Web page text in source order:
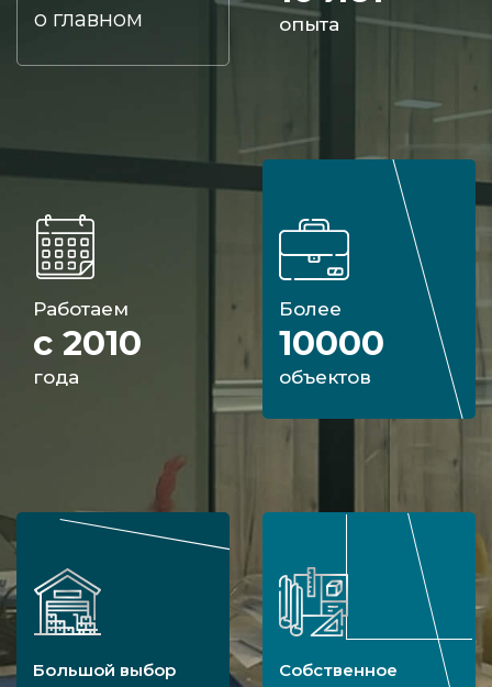
о главном опыта
Работаем
с 2010
года
Более
10000
объектов
Большой выбор
Собственное